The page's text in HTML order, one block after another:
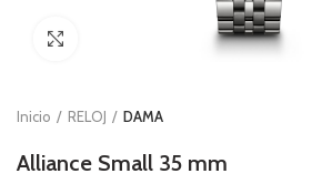
Inicio RELOJ DAMA
Alliance Small 35 mm